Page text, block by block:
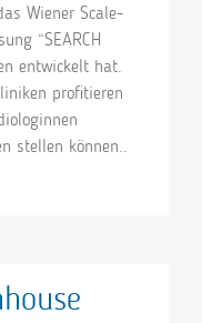
Wiener Scale-
“SEARCH
entwickelt hat.
profitieren
stellen können..